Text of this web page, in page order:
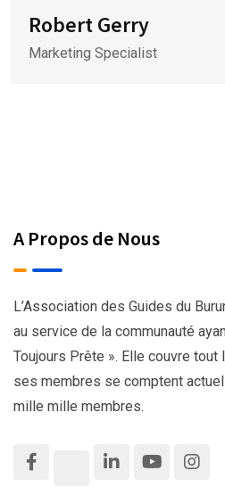
Robert Gerry
Marketing Specialist
A Propos de Nous
L’Association des Guides du
au service de la communauté
Toujours Prête ». Elle couvre
ses membres se comptent
mille mille membres.